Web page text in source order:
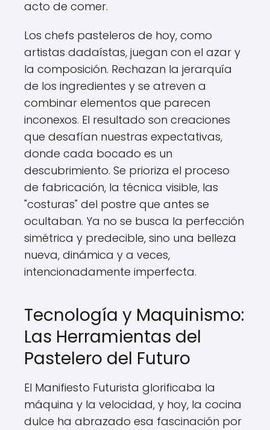
acto de comer.
Los chefs pasteleros de hoy, como
artistas dadaístas, juegan con el azar y
la composición. Rechazan la jerarquía
de los ingredientes y se atreven a
combinar elementos que parecen
inconexos. El resultado son creaciones
que desafían nuestras expectativas,
donde cada bocado es un
descubrimiento. Se prioriza el proceso
de fabricación, la técnica visible, las
"costuras" del postre que antes se
ocultaban. Ya no se busca la perfección
simétrica y predecible, sino una belleza
nueva, dinámica y a veces,
intencionadamente imperfecta.
Tecnología y Maquinismo:
Las Herramientas del
Pastelero del Futuro
El Manifiesto Futurista glorificaba la
máquina y la velocidad, y hoy, la cocina
dulce ha abrazado esa fascinación por